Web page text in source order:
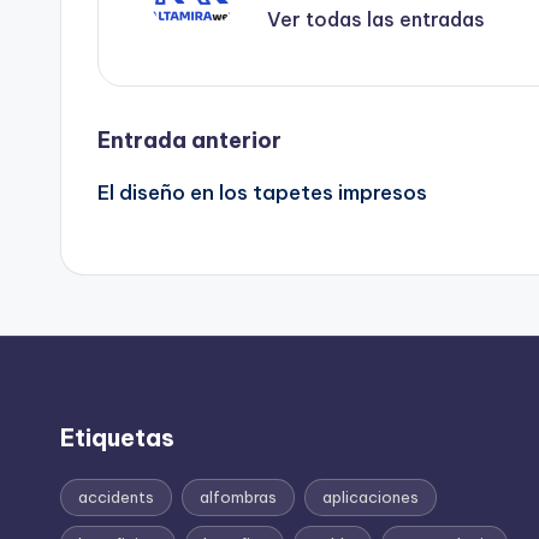
Ver todas las entradas
Navegación
de
entradas
Entrada anterior
El diseño en los tapetes impresos
Etiquetas
accidents alfombras aplicaciones